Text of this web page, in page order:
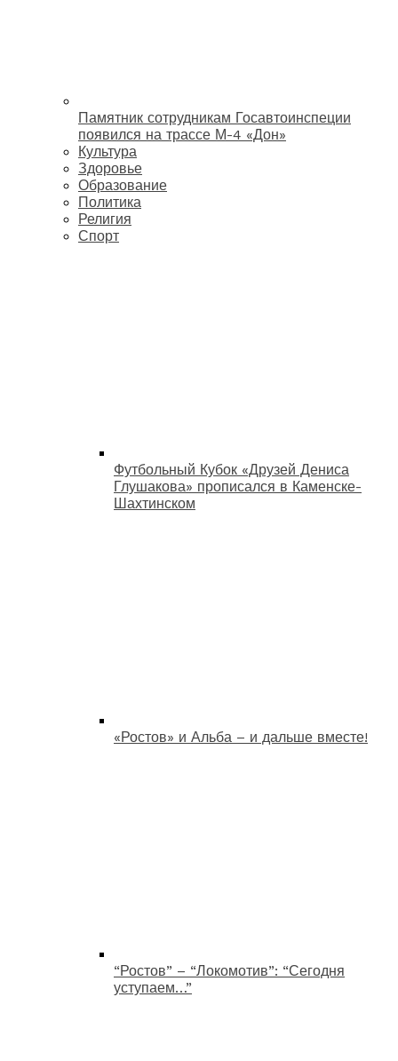
Памятник сотрудникам Госавтоинспеции
появился на трассе М-4 «Дон»
Культура
Здоровье
Образование
Политика
Религия
Спорт
Футбольный Кубок «Друзей Дениса
Глушакова» прописался в Каменске-
Шахтинском
«Ростов» и Альба – и дальше вместе!
“Ростов” – “Локомотив”: “Сегодня
уступаем…”